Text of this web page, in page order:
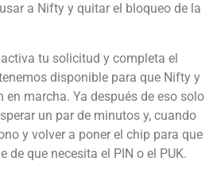
a Nifty y quitar el bloqueo de la
tu solicitud y completa el
disponible para que Nifty y
en marcha. Ya después de eso solo
un par de minutos y, cuando
y volver a poner el chip para que
de que necesita el PIN o el PUK.